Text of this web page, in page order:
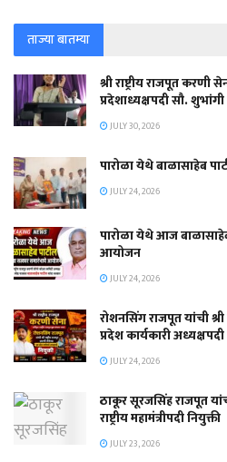
ताज्या बातम्या
श्री राष्ट्रीय राजपूत करणी
प्रदेशाध्यक्षपदी सौ.
JULY 30, 2026
पारोळा येथे बाळासाहेब
JULY 24, 2026
पारोळा येथे आज
आयोजन
JULY 24, 2026
रोशनसिंग राजपूत यांची
प्रदेश कार्यकारी अध्यक्षपदी
JULY 24, 2026
ठाकूर सूरजसिंह राजपूत
राष्ट्रीय महामंत्रीपदी नियुक्ती
JULY 23, 2026